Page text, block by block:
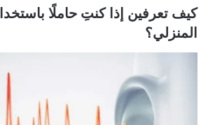
كيف تعرفين إذا كنتِ حاملًا
المنزلي؟